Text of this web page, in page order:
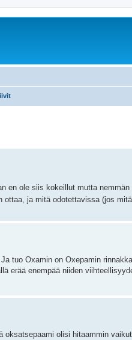
en ole siis kokeillut mutta
ottaa, ja mitä odotettavissa (jos
tuo Oxamin on Oxepamin
erää enempää niiden
olisi hitaammin